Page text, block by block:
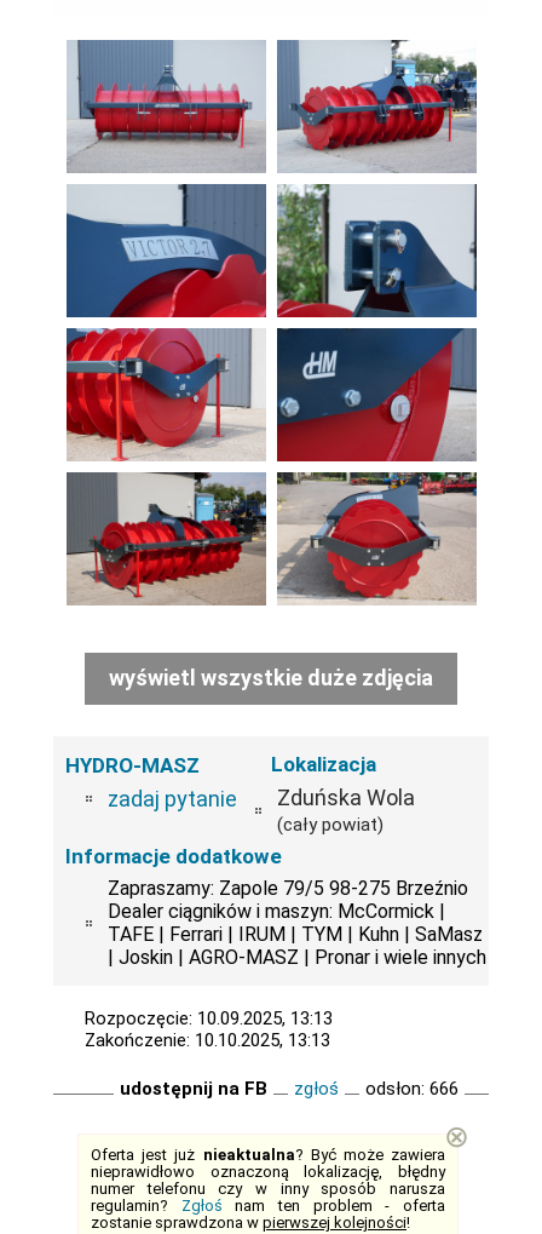
wyświetl wszystkie duże zdjęcia
HYDRO-MASZ
zadaj pytanie
Lokalizacja
Zduńska Wola
(cały powiat)
Informacje dodatkowe
Zapraszamy: Zapole 79/5 98-275 Brzeźnio
Dealer ciągników i maszyn: McCormick |
TAFE | Ferrari | IRUM | TYM | Kuhn | SaMasz
| Joskin | AGRO-MASZ | Pronar i wiele innych
Rozpoczęcie: 10.09.2025, 13:13
Zakończenie: 10.10.2025, 13:13
udostępnij na FB zgłoś odsłon: 666
Oferta jest już nieaktualna? Być może zawiera
nieprawidłowo oznaczoną lokalizację, błędny
numer telefonu czy w inny sposób narusza
regulamin? Zgłoś nam ten problem - oferta
zostanie sprawdzona w pierwszej kolejności!
⊗